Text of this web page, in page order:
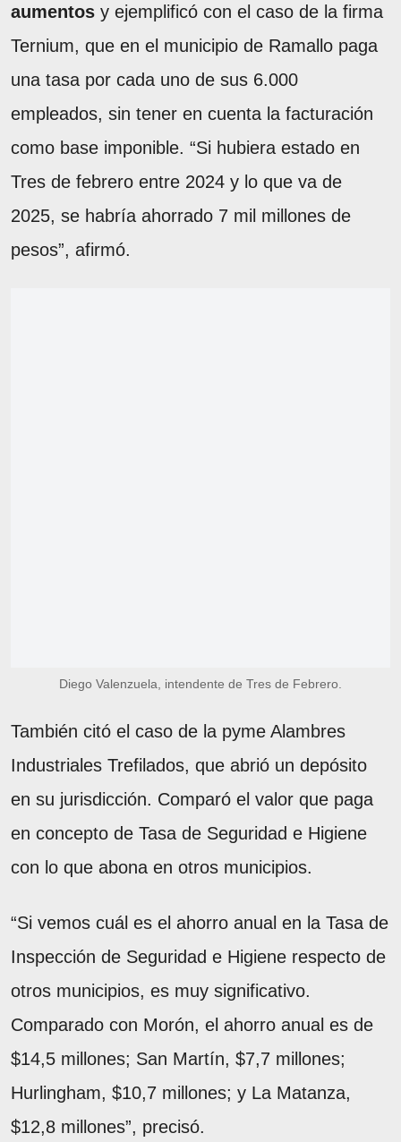
aumentos y ejemplificó con el caso de la firma
Ternium, que en el municipio de Ramallo paga
una tasa por cada uno de sus 6.000
empleados, sin tener en cuenta la facturación
como base imponible. “Si hubiera estado en
Tres de febrero entre 2024 y lo que va de
2025, se habría ahorrado 7 mil millones de
pesos”, afirmó.
Diego Valenzuela, intendente de Tres de Febrero.
También citó el caso de la pyme Alambres
Industriales Trefilados, que abrió un depósito
en su jurisdicción. Comparó el valor que paga
en concepto de Tasa de Seguridad e Higiene
con lo que abona en otros municipios.
“Si vemos cuál es el ahorro anual en la Tasa de
Inspección de Seguridad e Higiene respecto de
otros municipios, es muy significativo.
Comparado con Morón, el ahorro anual es de
$14,5 millones; San Martín, $7,7 millones;
Hurlingham, $10,7 millones; y La Matanza,
$12,8 millones”, precisó.